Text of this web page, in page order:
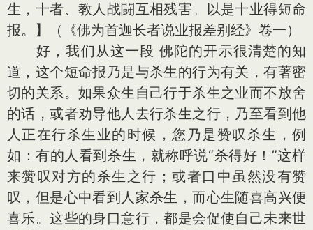
生，十者、教人战闘互相残害。以是十业得短命
报。】（《佛为首迦长者说业报差别经》卷一）
好，我们从这一段 佛陀的开示很清楚的知
道，这个短命报乃是与杀生的行为有关，有著密
切的关系。如果众生自己行于杀生之业而不放舍
的话，或者劝导他人去行杀生之行，乃至看到他
人正在行杀生业的时候，您乃是赞叹杀生，例
如：有的人看到杀生，就称呼说“杀得好！”这样
来赞叹对方的杀生之行；或者口中虽然没有赞
叹，但是心中看到人家杀生，而心生随喜高兴便
喜乐。这些的身口意行，都是会促使自己未来世